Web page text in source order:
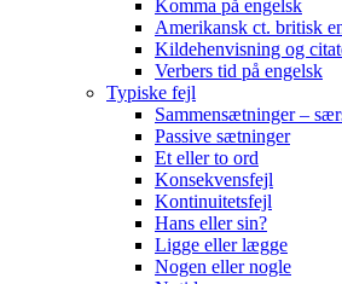
Komma på engelsk
Amerikansk ct. britisk
Kildehenvisning og
Verbers tid på engelsk
Typiske fejl
Sammensætninger –
Passive sætninger
Et eller to ord
Konsekvensfejl
Kontinuitetsfejl
Hans eller sin?
Ligge eller lægge
Nogen eller nogle